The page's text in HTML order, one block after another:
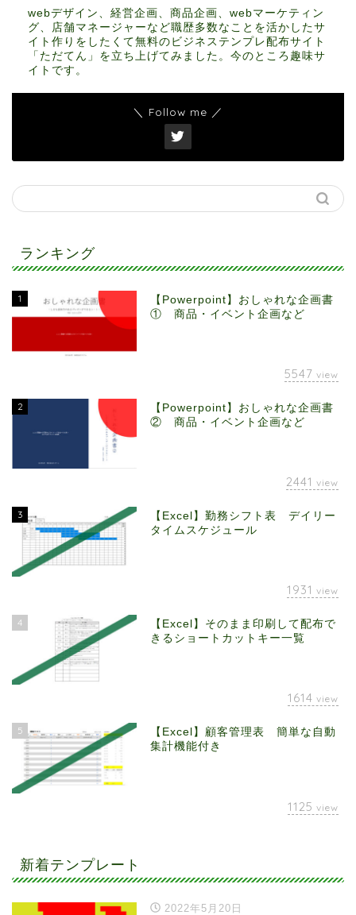
webデザイン、経営企画、商品企画、webマーケティン
グ、店舗マネージャーなど職歴多数なことを活かしたサ
イト作りをしたくて無料のビジネステンプレ配布サイト
「ただてん」を立ち上げてみました。今のところ趣味サ
イトです。
＼ Follow me ／
ランキング
1
【Powerpoint】おしゃれな企画書
① 商品・イベント企画など
5547 view
2
【Powerpoint】おしゃれな企画書
② 商品・イベント企画など
2441 view
3
【Excel】勤務シフト表 デイリー
タイムスケジュール
1931 view
4
【Excel】そのまま印刷して配布で
きるショートカットキー一覧
1614 view
5
【Excel】顧客管理表 簡単な自動
集計機能付き
1125 view
新着テンプレート
2022年5月20日